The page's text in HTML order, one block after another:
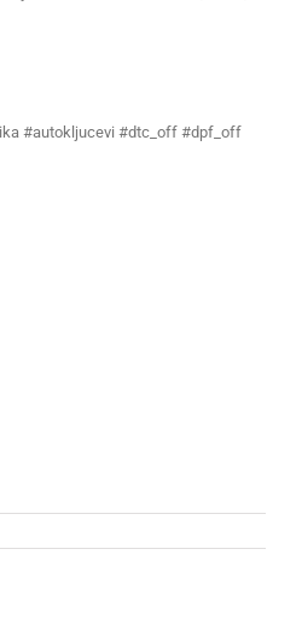
#autokljucevi #dtc_off #dpf_off